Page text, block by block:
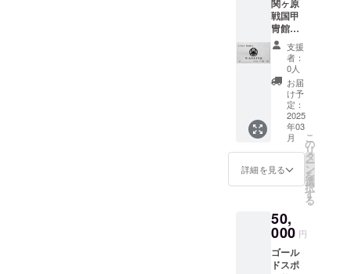
掲載 掲
載方
法：文
字のみ
（日本
語、英
語表記
のみ）
※注意事
項：支
援時、
必ず備
考欄に
掲載希
記入く
ださ
ご利用
できる
共通チ
ケット
33000
円分。
有効期
限2026
年3月31
関ヶ原
戦国甲
冑館グ
ループ
（甲冑
館、兵
糧、陣
屋、イ
ベント
参加費
等）す
べての
お代が
20％オ
フにな
バー
カード
（ご支
援頂い
たご本
支援
者：
0人
お届
け予
定：
2025
年03
月
詳細を見る
こ
の
リ
タ
ー
ン
を
選
択
す
る
50,
000 円
ゴール
ドスポ